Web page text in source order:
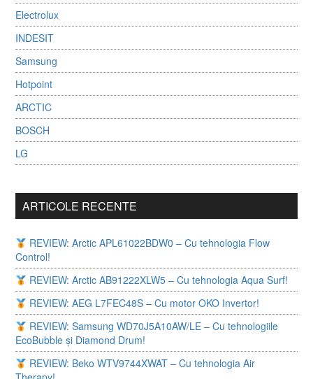
Electrolux
INDESIT
Samsung
Hotpoint
ARCTIC
BOSCH
LG
ARTICOLE RECENTE
REVIEW: Arctic APL61022BDW0 – Cu tehnologia Flow
Control!
REVIEW: Arctic AB91222XLW5 – Cu tehnologia Aqua Surf!
REVIEW: AEG L7FEC48S – Cu motor OKO Invertor!
REVIEW: Samsung WD70J5A10AW/LE – Cu tehnologiile
EcoBubble și Diamond Drum!
REVIEW: Beko WTV9744XWAT – Cu tehnologia Air